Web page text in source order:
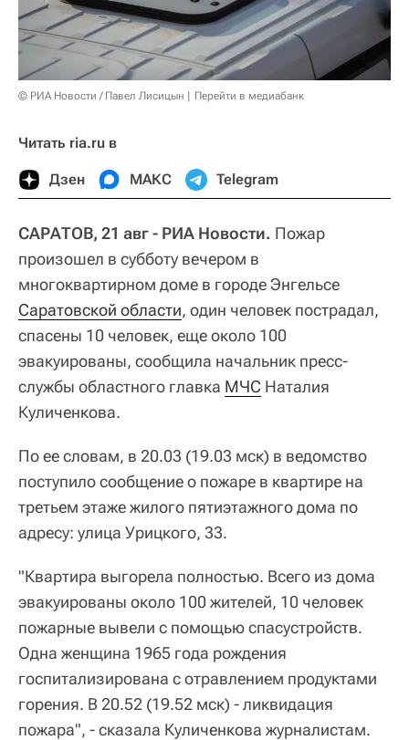
© РИА Новости / Павел Лисицын Перейти в медиабанк
Читать ria.ru в
Дзен МАКС Telegram
САРАТОВ, 21 авг - РИА Новости. Пожар
произошел в субботу вечером в
многоквартирном доме в городе Энгельсе
Саратовской области, один человек пострадал,
спасены 10 человек, еще около 100
эвакуированы, сообщила начальник пресс-
службы областного главка МЧС Наталия
Куличенкова.
По ее словам, в 20.03 (19.03 мск) в ведомство
поступило сообщение о пожаре в квартире на
третьем этаже жилого пятиэтажного дома по
адресу: улица Урицкого, 33.
"Квартира выгорела полностью. Всего из дома
эвакуированы около 100 жителей, 10 человек
пожарные вывели с помощью спасустройств.
Одна женщина 1965 года рождения
госпитализирована с отравлением продуктами
горения. В 20.52 (19.52 мск) - ликвидация
пожара", - сказала Куличенкова журналистам.